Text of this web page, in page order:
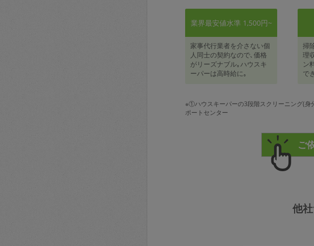
業界最安値水準 1,500円~
家事代行業者を介さない個
人同士の契約なので､価格
がリーズナブル｡ハウスキ
ーパーは高時給に｡
掃
理
ン
で
※①ハウスキーパーの3段階スクリーニング(
ポートセンター
他